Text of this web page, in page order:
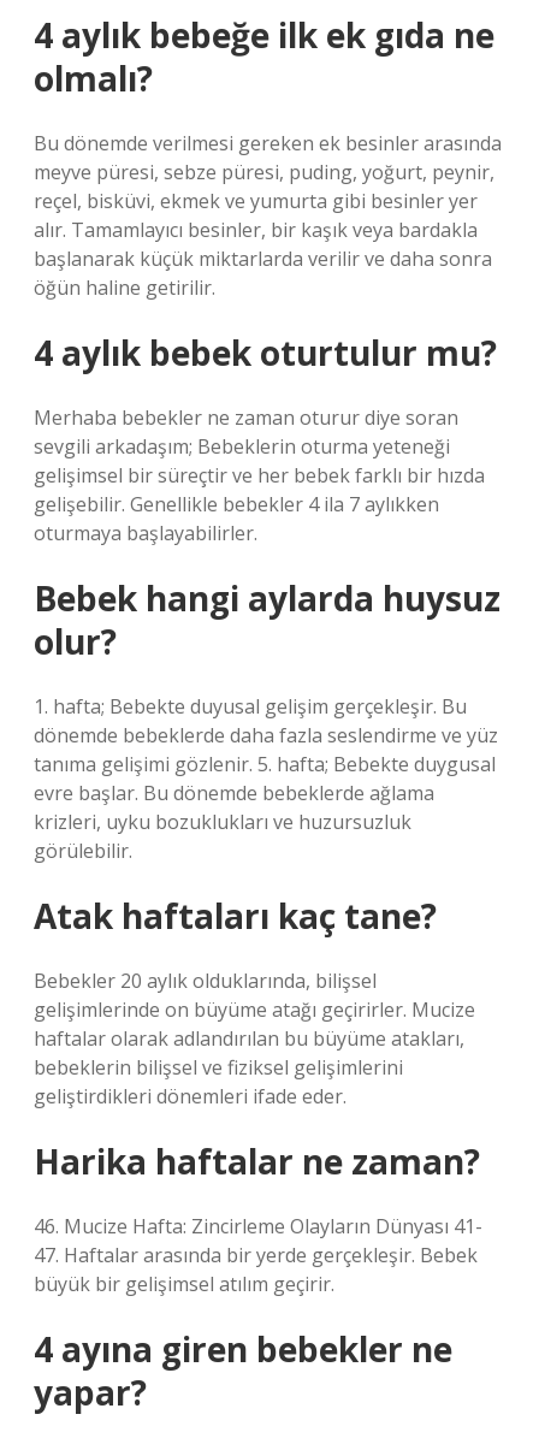
4 aylık bebeğe ilk ek gıda ne
olmalı?
Bu dönemde verilmesi gereken ek besinler arasında
meyve püresi, sebze püresi, puding, yoğurt, peynir,
reçel, bisküvi, ekmek ve yumurta gibi besinler yer
alır. Tamamlayıcı besinler, bir kaşık veya bardakla
başlanarak küçük miktarlarda verilir ve daha sonra
öğün haline getirilir.
4 aylık bebek oturtulur mu?
Merhaba bebekler ne zaman oturur diye soran
sevgili arkadaşım; Bebeklerin oturma yeteneği
gelişimsel bir süreçtir ve her bebek farklı bir hızda
gelişebilir. Genellikle bebekler 4 ila 7 aylıkken
oturmaya başlayabilirler.
Bebek hangi aylarda huysuz
olur?
1. hafta; Bebekte duyusal gelişim gerçekleşir. Bu
dönemde bebeklerde daha fazla seslendirme ve yüz
tanıma gelişimi gözlenir. 5. hafta; Bebekte duygusal
evre başlar. Bu dönemde bebeklerde ağlama
krizleri, uyku bozuklukları ve huzursuzluk
görülebilir.
Atak haftaları kaç tane?
Bebekler 20 aylık olduklarında, bilişsel
gelişimlerinde on büyüme atağı geçirirler. Mucize
haftalar olarak adlandırılan bu büyüme atakları,
bebeklerin bilişsel ve fiziksel gelişimlerini
geliştirdikleri dönemleri ifade eder.
Harika haftalar ne zaman?
46. ​​​​​​​​​Mucize Hafta: Zincirleme Olayların Dünyası 41-
47. Haftalar arasında bir yerde gerçekleşir. Bebek
büyük bir gelişimsel atılım geçirir.
4 ayına giren bebekler ne
yapar?